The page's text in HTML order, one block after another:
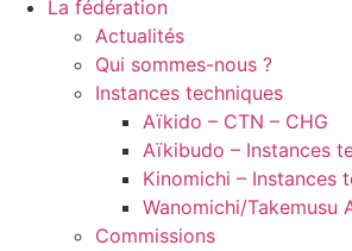
La fédération
Actualités
Qui sommes-nous ?
Instances techniques
Aïkido – CTN – CHG
Aïkibudo – Instances
Kinomichi – Instances
Wanomichi/Takemusu
Commissions